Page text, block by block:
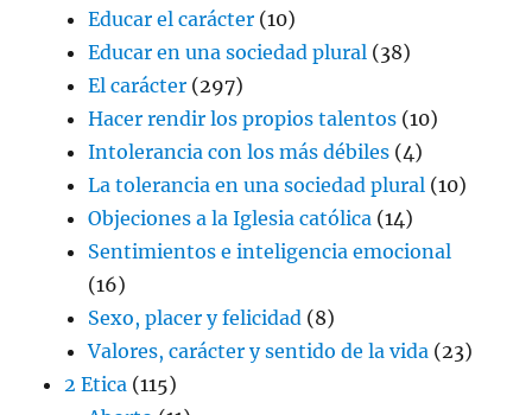
Educar el carácter (10)
Educar en una sociedad plural (38)
El carácter (297)
Hacer rendir los propios talentos (10)
Intolerancia con los más débiles (4)
La tolerancia en una sociedad plural (10)
Objeciones a la Iglesia católica (14)
Sentimientos e inteligencia emocional
(16)
Sexo, placer y felicidad (8)
Valores, carácter y sentido de la vida (23)
2 Etica (115)